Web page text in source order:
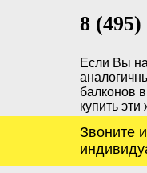
8 (495)
Если Вы
балконов
купить
Звоните